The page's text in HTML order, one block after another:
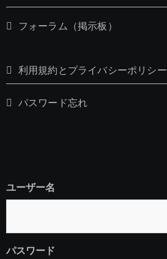
フォーラム（掲示板）
利用規約とプライバシーポリシー
パスワード忘れ
ユーザー名
パスワード